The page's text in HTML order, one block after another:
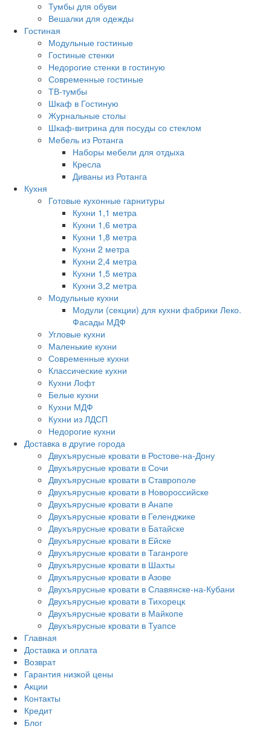
Тумбы для обуви
Вешалки для одежды
Гостиная
Модульные гостиные
Гостиные стенки
Недорогие стенки в гостиную
Современные гостиные
ТВ-тумбы
Шкаф в Гостиную
Журнальные столы
Шкаф-витрина для посуды со стеклом
Мебель из Ротанга
Наборы мебели для отдыха
Кресла
Диваны из Ротанга
Кухня
Готовые кухонные гарнитуры
Кухни 1,1 метра
Кухни 1,6 метра
Кухни 1,8 метра
Кухни 2 метра
Кухни 2,4 метра
Кухни 1,5 метра
Кухни 3,2 метра
Модульные кухни
Модули (секции) для кухни фабрики Леко.
Фасады МДФ
Угловые кухни
Маленькие кухни
Современные кухни
Классические кухни
Кухни Лофт
Белые кухни
Кухни МДФ
Кухни из ЛДСП
Недорогие кухни
Доставка в другие города
Двухъярусные кровати в Ростове-на-Дону
Двухъярусные кровати в Сочи
Двухъярусные кровати в Ставрополе
Двухъярусные кровати в Новороссийске
Двухъярусные кровати в Анапе
Двухъярусные кровати в Геленджике
Двухъярусные кровати в Батайске
Двухъярусные кровати в Ейске
Двухъярусные кровати в Таганроге
Двухъярусные кровати в Шахты
Двухъярусные кровати в Азове
Двухъярусные кровати в Славянске-на-Кубани
Двухъярусные кровати в Тихорецк
Двухъярусные кровати в Майкопе
Двухъярусные кровати в Туапсе
Главная
Доставка и оплата
Возврат
Гарантия низкой цены
Акции
Контакты
Кредит
Блог